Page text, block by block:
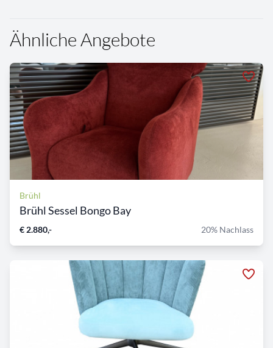
Ähnliche Angebote
Brühl
Brühl Sessel Bongo Bay
€ 2.880,- 20% Nachlass